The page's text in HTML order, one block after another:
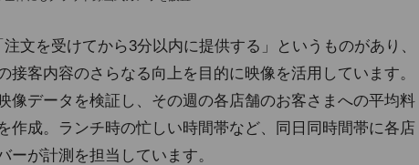
文を受けてから3分以内に提供する」というものがあり、
接客内容のさらなる向上を目的に映像を活用しています。
像データを検証し、その週の各店舗のお客さまへの平均料
作成。ランチ時の忙しい時間帯など、同日同時間帯に各店
が計測を担当しています。